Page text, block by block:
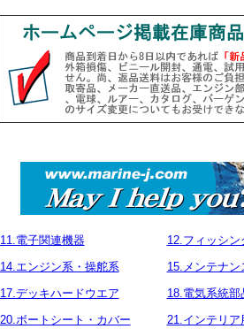
11.電子関連機器
12.フィッシン
14.エンジン系・操舵系
15.メンテナン
17.デッキハードウエア
18.電気系統部
20.ボートシート・カバー
21.インテリア